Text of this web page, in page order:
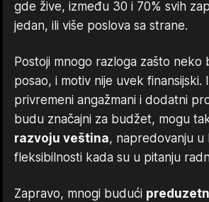
gde žive, između 30 i 70% svih
jedan, ili više poslova sa strane.
Postoji mnogo razloga zašto neko
posao, i motiv nije uvek finansijski.
privremeni angažmani i dodatni
budu značajni za budžet, mogu
razvoju veština, napredovanju u
fleksibilnosti kada su u pitanju
Zapravo, mnogi budući